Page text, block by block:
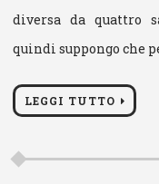
diversa da quattro
quindi suppongo che
LEGGI TUTTO